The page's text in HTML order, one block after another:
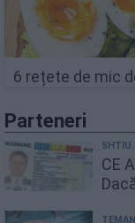
6 rețete de mic
Parteneri
CE